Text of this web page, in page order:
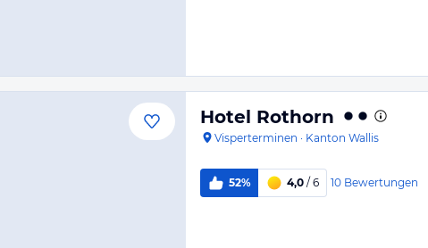
Hotel Rothorn
Visperterminen · Kanton Wallis
52% 4,0 / 6 10 Bewertungen